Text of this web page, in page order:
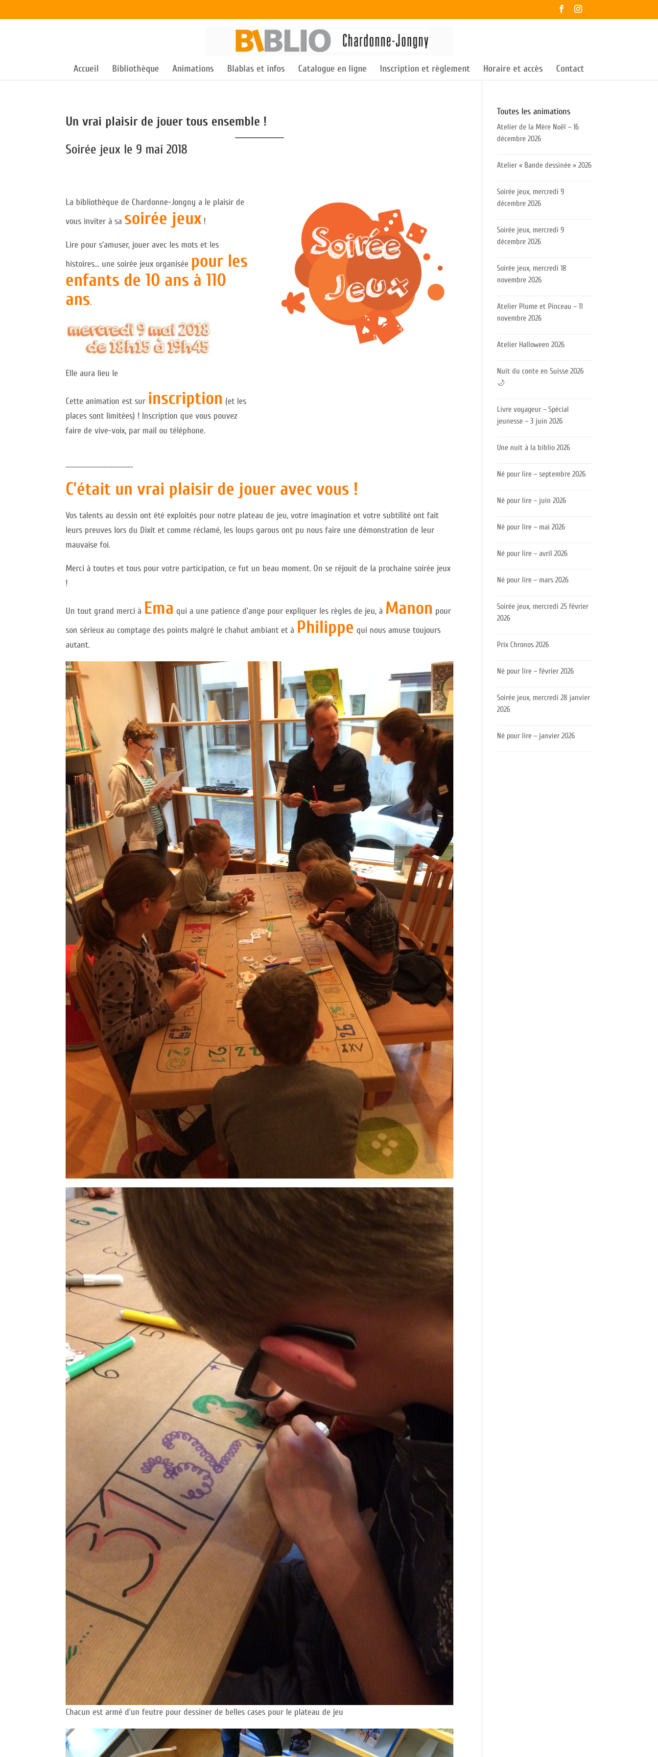
Accueil Bibliothèque Animations Blablas et infos Catalogue en ligne Inscription et règlement Horaire et accès Contact
Un vrai plaisir de jouer tous ensemble !
Soirée jeux le 9 mai 2018
La bibliothèque de Chardonne-Jongny a le plaisir de
vous inviter à sa soirée jeux !
Lire pour s’amuser, jouer avec les mots et les
histoires… une soirée jeux organisée pour les
enfants de 10 ans à 110
ans.
Elle aura lieu le
Cette animation est sur inscription (et les
places sont limitées) ! Inscription que vous pouvez
faire de vive-voix, par mail ou téléphone.
C’était un vrai plaisir de jouer avec vous !
Vos talents au dessin ont été exploités pour notre plateau de jeu, votre imagination et votre subtilité ont fait
leurs preuves lors du Dixit et comme réclamé, les loups garous ont pu nous faire une démonstration de leur
mauvaise foi.
Merci à toutes et tous pour votre participation, ce fut un beau moment. On se réjouit de la prochaine soirée jeux
!
Un tout grand merci à Ema qui a une patience d’ange pour expliquer les règles de jeu, à Manon pour
son sérieux au comptage des points malgré le chahut ambiant et à Philippe qui nous amuse toujours
autant.
Chacun est armé d’un feutre pour dessiner de belles cases pour le plateau de jeu
Toutes les animations
Atelier de la Mère Noël – 16
décembre 2026
Atelier « Bande dessinée » 2026
Soirée jeux, mercredi 9
décembre 2026
Soirée jeux, mercredi 9
décembre 2026
Soirée jeux, mercredi 18
novembre 2026
Atelier Plume et Pinceau – 11
novembre 2026
Atelier Halloween 2026
Nuit du conte en Suisse 2026
🌙
Livre voyageur – Spécial
jeunesse – 3 juin 2026
Une nuit à la biblio 2026
Né pour lire – septembre 2026
Né pour lire – juin 2026
Né pour lire – mai 2026
Né pour lire – avril 2026
Né pour lire – mars 2026
Soirée jeux, mercredi 25 février
2026
Prix Chronos 2026
Né pour lire – février 2026
Soirée jeux, mercredi 28 janvier
2026
Né pour lire – janvier 2026